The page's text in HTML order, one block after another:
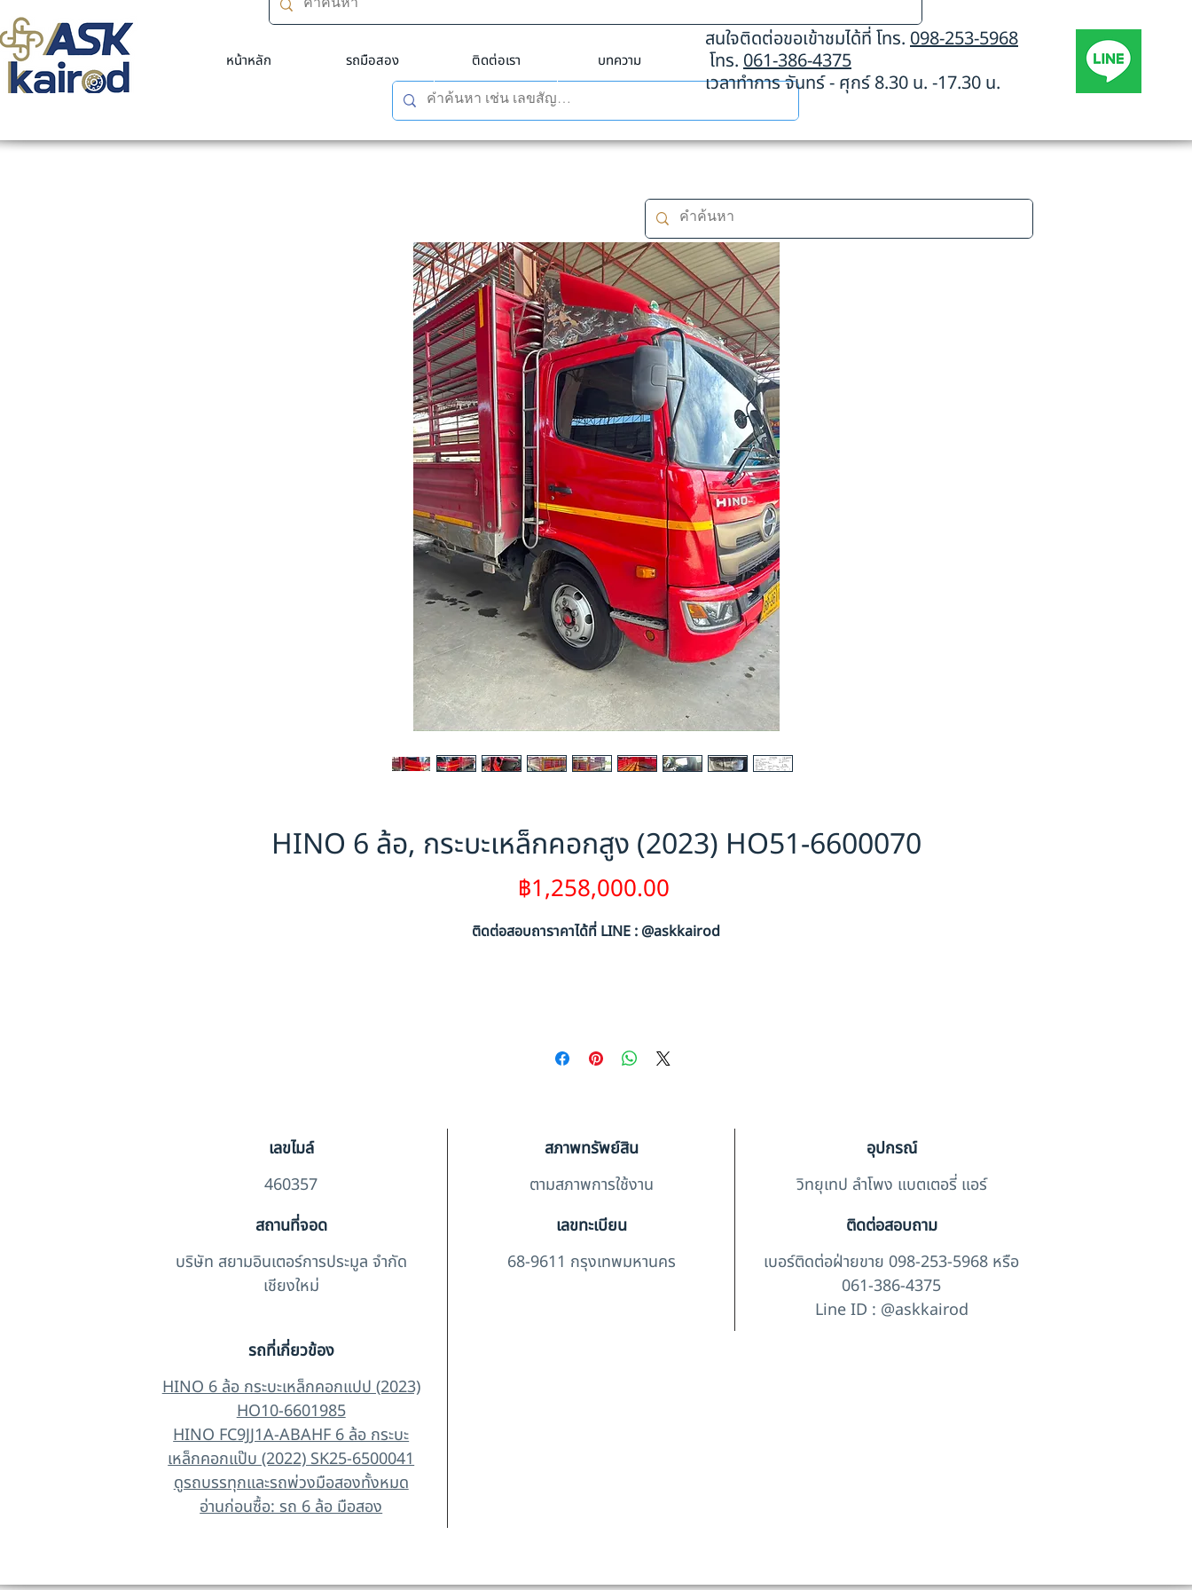
หน้าหลัก รถมือสอง ติดต่อเรา บทความ
สนใจติดต่อขอเข้าชมได้ที่ โทร. 098-253-5968
โทร. 061-386-4375
เวลาทำการ จันทร์ - ศุกร์ 8.30 น. -17.30 น.
HINO 6 ล้อ, กระบะเหล็กคอกสูง (2023) HO51-6600070
฿1,258,000.00
ติดต่อสอบถาราคาได้ที่ LINE : @askkairod
เลขไมล์
460357
สภาพทรัพย์สิน
ตามสภาพการใช้งาน
อุปกรณ์
วิทยุเทป ลำโพง แบตเตอรี่ แอร์
สถานที่จอด
บริษัท สยามอินเตอร์การประมูล จำกัด
เชียงใหม่
เลขทะเบียน
68-9611 กรุงเทพมหานคร
ติดต่อสอบถาม
เบอร์ติดต่อฝ่ายขาย 098-253-5968 หรือ
061-386-4375
Line ID : @askkairod
รถที่เกี่ยวข้อง
HINO 6 ล้อ กระบะเหล็กคอกแปป (2023)
HO10-6601985
HINO FC9JJ1A-ABAHF 6 ล้อ กระบะ
เหล็กคอกแป๊บ (2022) SK25-6500041
ดูรถบรรทุกและรถพ่วงมือสองทั้งหมด
อ่านก่อนซื้อ: รถ 6 ล้อ มือสอง